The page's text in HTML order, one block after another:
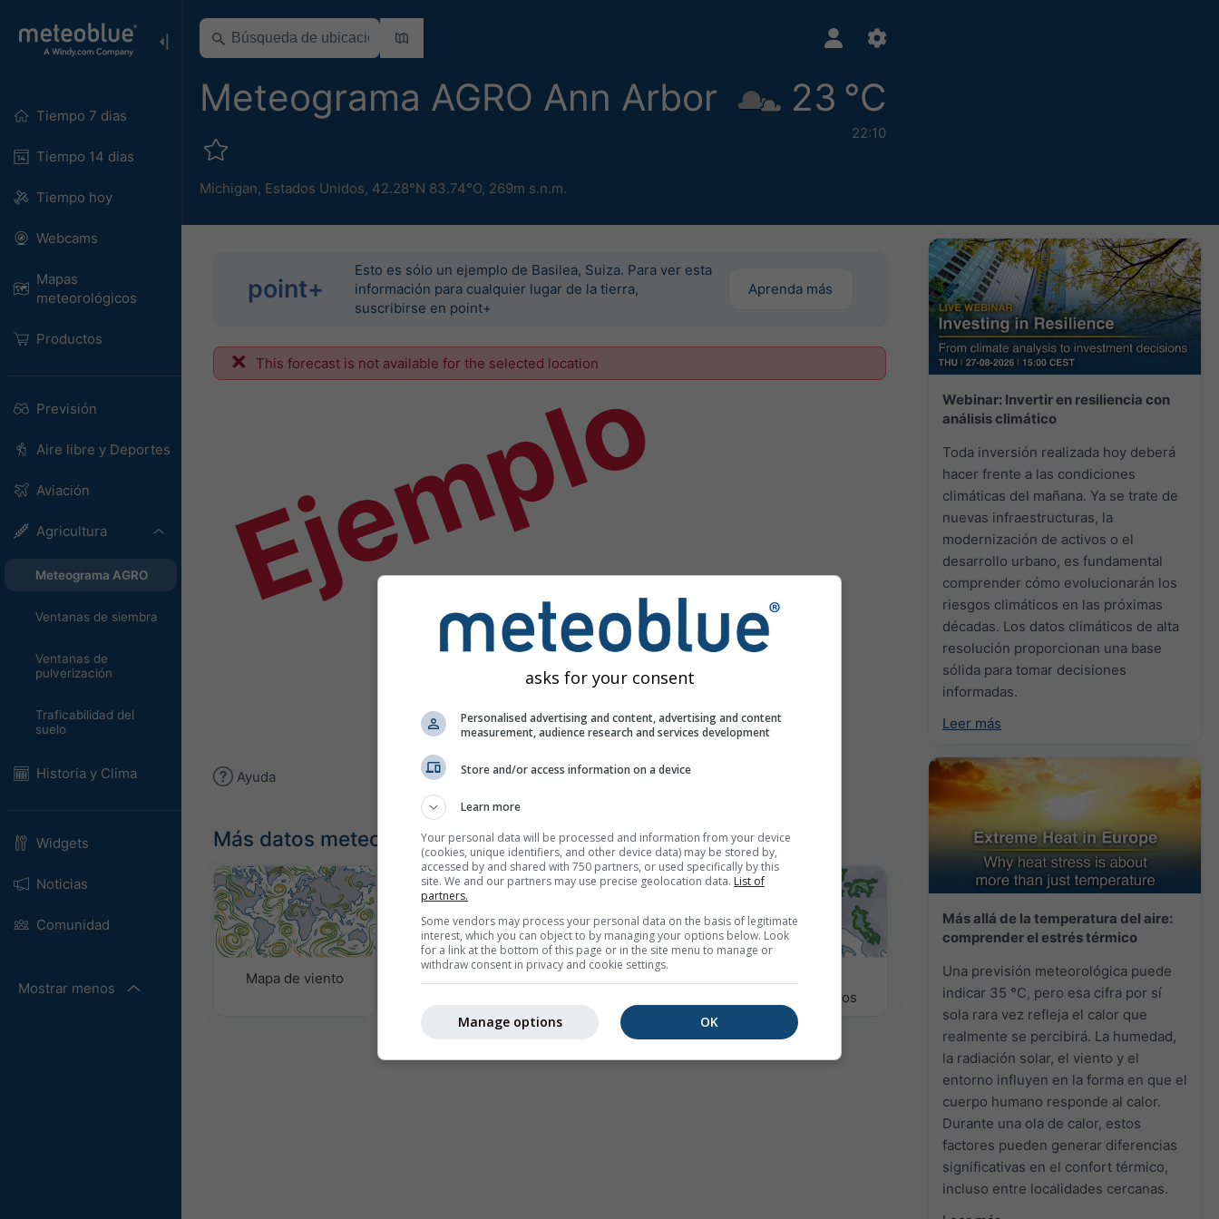
Tiempo 7 dias
Tiempo 14 dias
Tiempo hoy
Webcams
Mapas
meteorológicos
Productos
Previsión
Aire libre y Deportes
Aviación
Agricultura
Meteograma AGRO
Ventanas de siembra
Ventanas de
pulverización
Traficabilidad del
suelo
Historia y Clima
Widgets
Noticias
Comunidad
Mostrar menos
Meteograma AGRO Ann Arbor
Michigan, Estados Unidos, 42.28°N 83.74°O, 269m s.n.m.
23 °C
22:10
Webinar: Invertir en resiliencia con
análisis climático
Toda inversión realizada hoy deberá
hacer frente a las condiciones
climáticas del mañana. Ya se trate de
nuevas infraestructuras, la
modernización de activos o el
desarrollo urbano, es fundamental
comprender cómo evolucionarán los
riesgos climáticos en las próximas
décadas. Los datos climáticos de alta
resolución proporcionan una base
sólida para tomar decisiones
informadas.
Leer más
Más allá de la temperatura del aire:
comprender el estrés térmico
Una previsión meteorológica puede
indicar 35 °C, pero esa cifra por sí
sola rara vez refleja el calor que
realmente se percibirá. La humedad,
la radiación solar, el viento y el
entorno influyen en la forma en que el
cuerpo humano responde al calor.
Durante una ola de calor, estos
factores pueden generar diferencias
significativas en el confort térmico,
incluso entre localidades cercanas.
point+
Esto es sólo un ejemplo de Basilea, Suiza. Para ver esta
información para cualquier lugar de la tierra,
suscribirse en point+
Aprenda más
This forecast is not available for the selected location
Ejemplo
Ayuda
Más datos meteorológicos
Mapa de viento
meteorológicos
asks for your consent
Personalised advertising and content, advertising and content
measurement, audience research and services development
Store and/or access information on a device
Learn more
Your personal data will be processed and information from your device
(cookies, unique identifiers, and other device data) may be stored by,
accessed by and shared with 750 partners, or used specifically by this
site. We and our partners may use precise geolocation data. List of
partners.
Some vendors may process your personal data on the basis of legitimate
interest, which you can object to by managing your options below. Look
for a link at the bottom of this page or in the site menu to manage or
withdraw consent in privacy and cookie settings.
OK
Manage options